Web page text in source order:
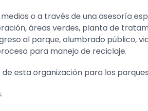
o a través de una asesoría
áreas verdes, planta de
al parque, alumbrado público,
para manejo de reciclaje.
esta organización para los